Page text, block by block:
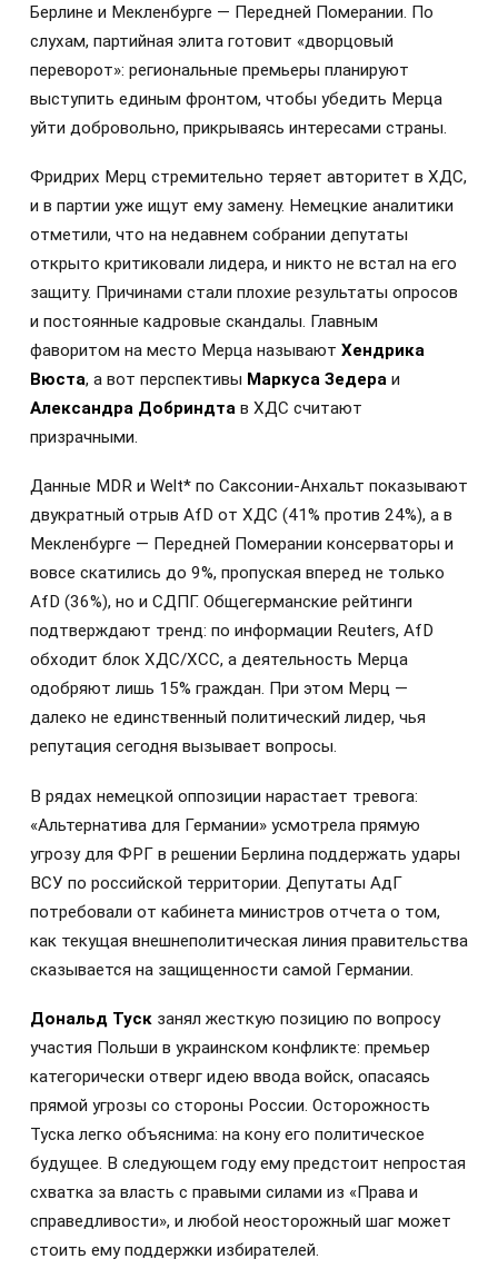
Берлине и Мекленбурге — Передней Померании. По
слухам, партийная элита готовит «дворцовый
переворот»: региональные премьеры планируют
выступить единым фронтом, чтобы убедить Мерца
уйти добровольно, прикрываясь интересами страны.
Фридрих Мерц стремительно теряет авторитет в ХДС,
и в партии уже ищут ему замену. Немецкие аналитики
отметили, что на недавнем собрании депутаты
открыто критиковали лидера, и никто не встал на его
защиту. Причинами стали плохие результаты опросов
и постоянные кадровые скандалы. Главным
фаворитом на место Мерца называют Хендрика
Вюста, а вот перспективы Маркуса Зедера и
Александра Добриндта в ХДС считают
призрачными.
Данные MDR и Welt* по Саксонии-Анхальт показывают
двукратный отрыв AfD от ХДС (41% против 24%), а в
Мекленбурге — Передней Померании консерваторы и
вовсе скатились до 9%, пропуская вперед не только
AfD (36%), но и СДПГ. Общегерманские рейтинги
подтверждают тренд: по информации Reuters, AfD
обходит блок ХДС/ХСС, а деятельность Мерца
одобряют лишь 15% граждан. При этом Мерц —
далеко не единственный политический лидер, чья
репутация сегодня вызывает вопросы.
В рядах немецкой оппозиции нарастает тревога:
«Альтернатива для Германии» усмотрела прямую
угрозу для ФРГ в решении Берлина поддержать удары
ВСУ по российской территории. Депутаты АдГ
потребовали от кабинета министров отчета о том,
как текущая внешнеполитическая линия правительства
сказывается на защищенности самой Германии.
Дональд Туск занял жесткую позицию по вопросу
участия Польши в украинском конфликте: премьер
категорически отверг идею ввода войск, опасаясь
прямой угрозы со стороны России. Осторожность
Туска легко объяснима: на кону его политическое
будущее. В следующем году ему предстоит непростая
схватка за власть с правыми силами из «Права и
справедливости», и любой неосторожный шаг может
стоить ему поддержки избирателей.